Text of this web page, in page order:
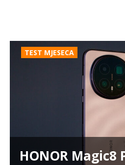
TEST MJESECA
HONOR Magic8